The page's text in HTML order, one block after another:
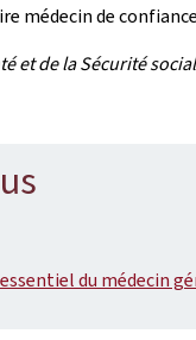
médecin de
et de la Sécurité
du médecin